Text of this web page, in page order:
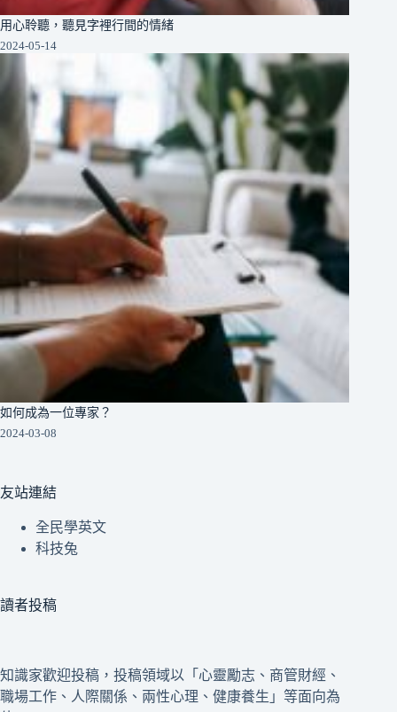
用心聆聽，聽見字裡行間的情緒
2024-05-14
如何成為一位專家？
2024-03-08
友站連結
全民學英文
科技兔
讀者投稿
知識家歡迎投稿，投稿領域以「心靈勵志、商管財經、
職場工作、人際關係、兩性心理、健康養生」等面向為